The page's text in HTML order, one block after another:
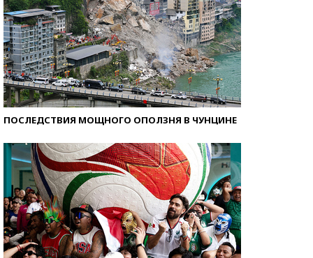
ПОСЛЕДСТВИЯ МОЩНОГО ОПОЛЗНЯ В ЧУНЦИНЕ